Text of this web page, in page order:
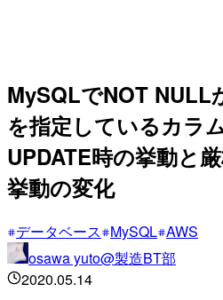
MySQLでNOT NULL
を指定しているカラ
UPDATE時の挙動と
挙動の変化
データベース MySQL AWS
osawa yuto@製造BT部
2020.05.14